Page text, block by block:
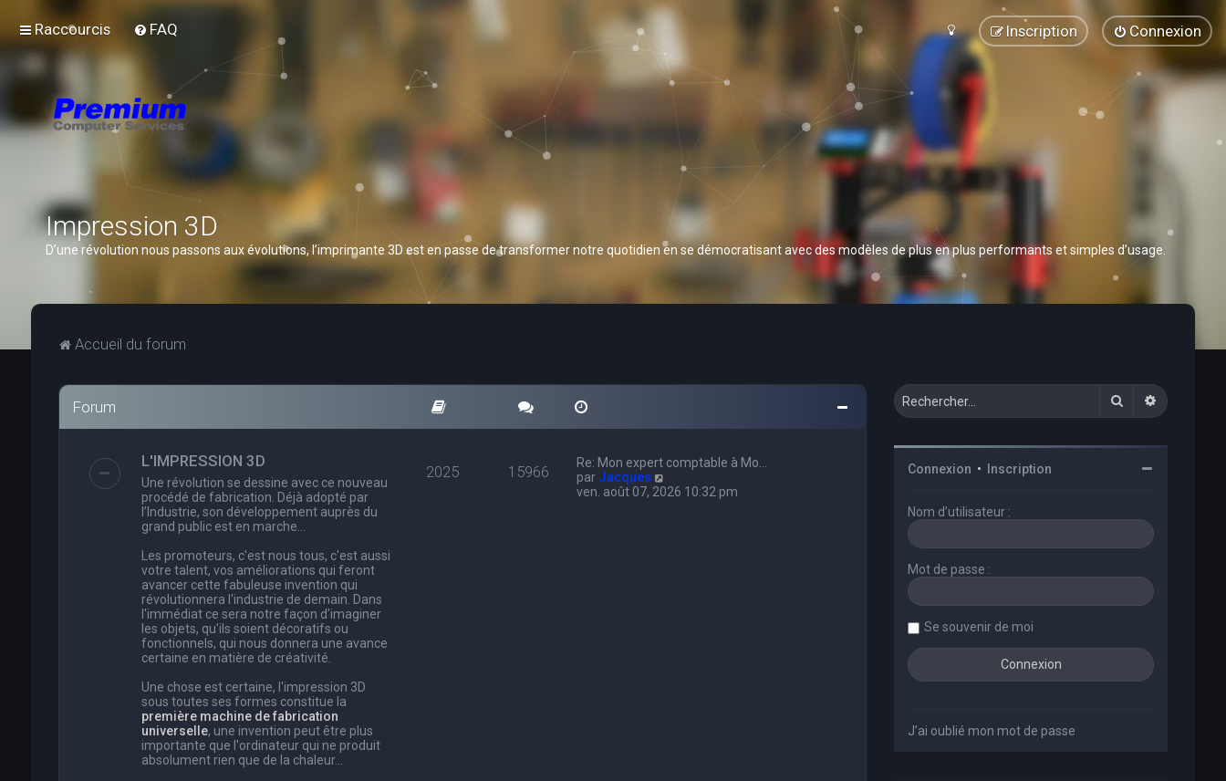
Raccourcis FAQ Connexion
Inscription
Impression 3D
D’une révolution nous passons aux évolutions, l’imprimante 3D est en passe de transformer notre quotidien en se démocratisant avec des modèles de plus en plus performants et simples d’usage.
Accueil du forum
Forum
L'IMPRESSION 3D
Une révolution se dessine avec ce nouveau
procédé de fabrication. Déjà adopté par
l’Industrie, son développement auprès du
grand public est en marche…
Les promoteurs, c'est nous tous, c'est aussi
votre talent, vos améliorations qui feront
avancer cette fabuleuse invention qui
révolutionnera l'industrie de demain. Dans
l'immédiat ce sera notre façon d'imaginer
les objets, qu'ils soient décoratifs ou
fonctionnels, qui nous donnera une avance
certaine en matière de créativité.
Une chose est certaine, l'impression 3D
sous toutes ses formes constitue la
première machine de fabrication
universelle, une invention peut être plus
importante que l'ordinateur qui ne produit
absolument rien que de la chaleur...
2025 15966
Re: Mon expert comptable à Mo…
par Jacques
o
ven. août 07, 2026 10:32 pm
Rechercher
Connexion • Inscription
Nom d’utilisateur :
Mot de passe :
Se souvenir de moi
J’ai oublié mon mot de passe